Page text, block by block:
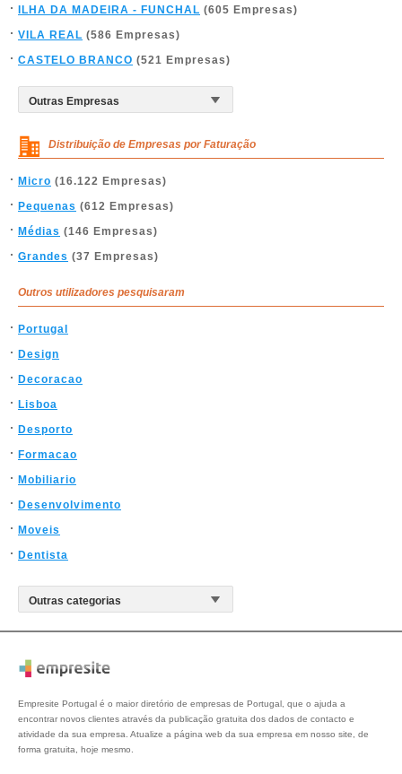
ILHA DA MADEIRA - FUNCHAL (605 Empresas)
VILA REAL (586 Empresas)
CASTELO BRANCO (521 Empresas)
Distribuição de Empresas por Faturação
Micro (16.122 Empresas)
Pequenas (612 Empresas)
Médias (146 Empresas)
Grandes (37 Empresas)
Outros utilizadores pesquisaram
Portugal
Design
Decoracao
Lisboa
Desporto
Formacao
Mobiliario
Desenvolvimento
Moveis
Dentista
Empresite Portugal é o maior diretório de empresas de Portugal, que o ajuda a
encontrar novos clientes através da publicação gratuita dos dados de contacto e
atividade da sua empresa. Atualize a página web da sua empresa em nosso site, de
forma gratuita, hoje mesmo.